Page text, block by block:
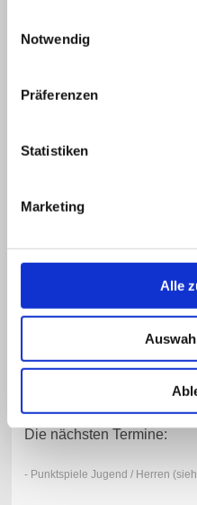
Notwendig
Präferenzen
Statistiken
Marketing
Alle
Die nächsten Termine:
- Punktspiele Jugend / Herren